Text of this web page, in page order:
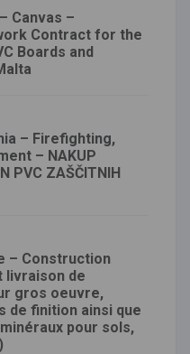
Canvas –
Contract for the
Boards and
– Firefighting,
– NAKUP
PVC ZAŠČITNIH
– Construction
livraison de
gros oeuvre,
de finition ainsi que
pour sols,